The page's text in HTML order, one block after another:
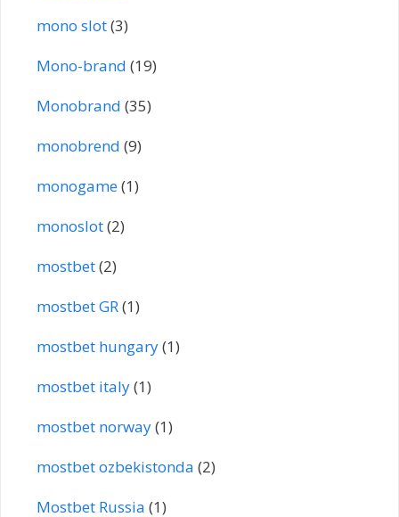
mono slot(3)
Mono-brand (19)
Monobrand (35)
monobrend (9)
monogame(1)
monoslot(2)
mostbet(2)
mostbet GR(1)
mostbet hungary(1)
mostbet italy(1)
mostbet norway(1)
mostbet ozbekistonda (2)
Mostbet Russia (1)